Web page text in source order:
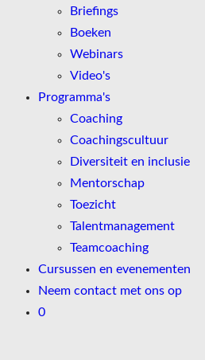
Briefings
Boeken
Webinars
Video's
Programma's
Coaching
Coachingscultuur
Diversiteit en inclusie
Mentorschap
Toezicht
Talentmanagement
Teamcoaching
Cursussen en evenementen
Neem contact met ons op
0